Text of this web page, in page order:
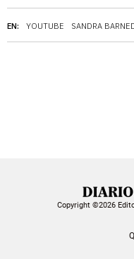
EN: YOUTUBE SANDRA
Copyright ©2026